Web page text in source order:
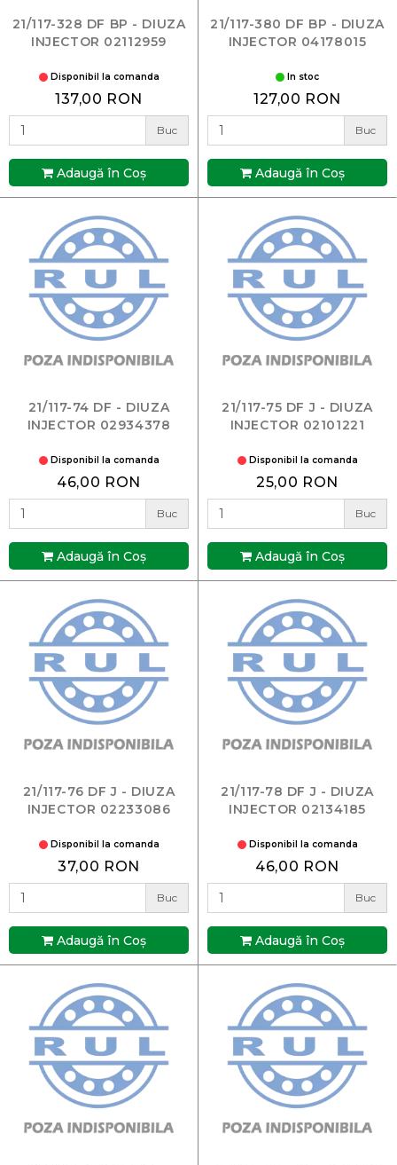
21/117-328 DF BP - DIUZA
INJECTOR 02112959
Disponibil la comanda
137,00 RON
Buc
Adaugă în Coş
21/117-380 DF BP - DIUZA
INJECTOR 04178015
In stoc
127,00 RON
Buc
Adaugă în Coş
21/117-74 DF - DIUZA
INJECTOR 02934378
Disponibil la comanda
46,00 RON
Buc
Adaugă în Coş
21/117-75 DF J - DIUZA
INJECTOR 02101221
Disponibil la comanda
25,00 RON
Buc
Adaugă în Coş
21/117-76 DF J - DIUZA
INJECTOR 02233086
Disponibil la comanda
37,00 RON
Buc
Adaugă în Coş
21/117-78 DF J - DIUZA
INJECTOR 02134185
Disponibil la comanda
46,00 RON
Buc
Adaugă în Coş